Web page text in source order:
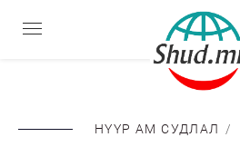
НҮҮР АМ СУДЛАЛ /